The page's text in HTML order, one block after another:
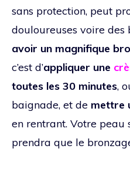
sans protection, peut
douloureuses voire des
avoir un magnifique
c’est d’appliquer une
toutes les 30 minutes,
baignade, et de mettre
en rentrant. Votre peau
prendra que le